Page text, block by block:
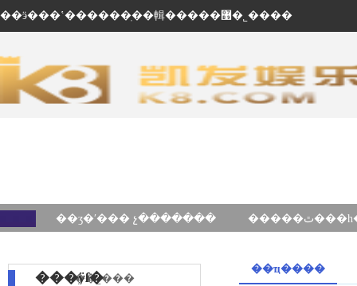
��ӭ���ʽ������ֽ��輯�����޹�˾����
��ʒ�ʹ��� չ�������
���ÿſ���˾���
��ҵ����